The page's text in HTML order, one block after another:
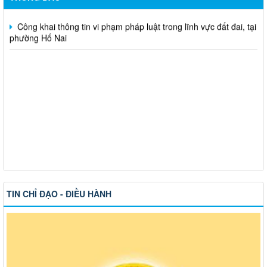
Công khai thông tin vi phạm pháp luật trong lĩnh vực đất đai, tại
phường Hố Nai
TIN CHỈ ĐẠO - ĐIỀU HÀNH